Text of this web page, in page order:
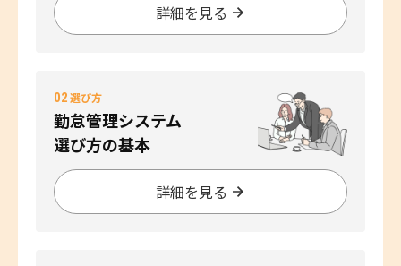
詳細を見る
02選び方
勤怠管理システム
選び方の基本
詳細を見る